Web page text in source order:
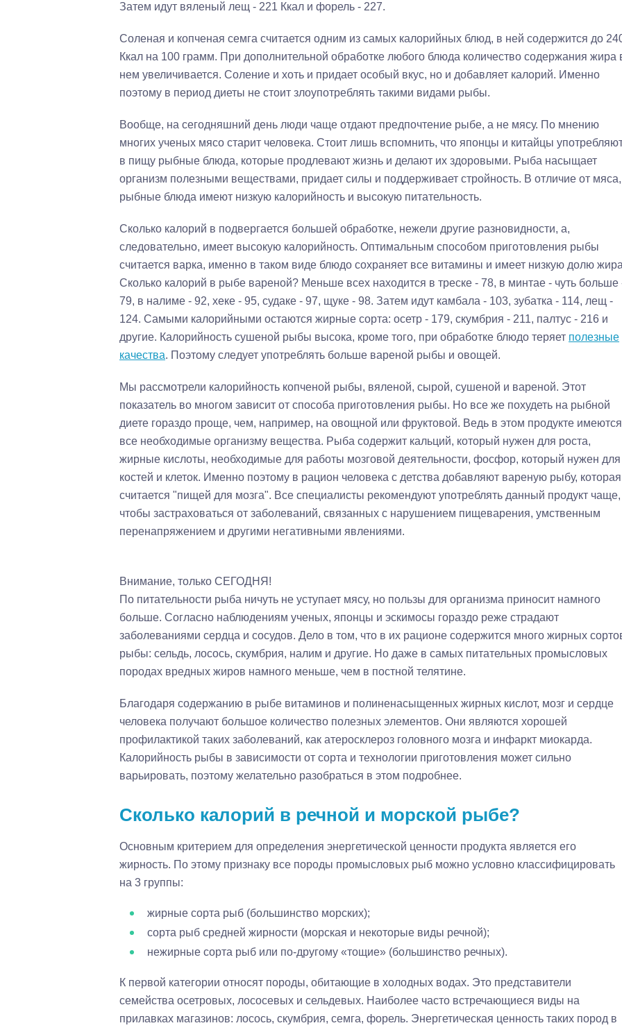
Затем идут вяленый лещ - 221 Ккал и форель - 227.
Соленая и копченая семга считается одним из самых калорийных блюд, в ней содержится до
Ккал на 100 грамм. При дополнительной обработке любого блюда количество содержания жира
нем увеличивается. Соление и хоть и придает особый вкус, но и добавляет калорий. Именно
поэтому в период диеты не стоит злоупотреблять такими видами рыбы.
Вообще, на сегодняшний день люди чаще отдают предпочтение рыбе, а не мясу. По мнению
многих ученых мясо старит человека. Стоит лишь вспомнить, что японцы и китайцы
в пищу рыбные блюда, которые продлевают жизнь и делают их здоровыми. Рыба насыщает
организм полезными веществами, придает силы и поддерживает стройность. В отличие от мяса,
рыбные блюда имеют низкую калорийность и высокую питательность.
Сколько калорий в подвергается большей обработке, нежели другие разновидности, а,
следовательно, имеет высокую калорийность. Оптимальным способом приготовления рыбы
считается варка, именно в таком виде блюдо сохраняет все витамины и имеет низкую долю
Сколько калорий в рыбе вареной? Меньше всех находится в треске - 78, в минтае - чуть больше
79, в налиме - 92, хеке - 95, судаке - 97, щуке - 98. Затем идут камбала - 103, зубатка - 114, лещ -
124. Самыми калорийными остаются жирные сорта: осетр - 179, скумбрия - 211, палтус - 216 и
другие. Калорийность сушеной рыбы высока, кроме того, при обработке блюдо теряет полезные
качества. Поэтому следует употреблять больше вареной рыбы и овощей.
Мы рассмотрели калорийность копченой рыбы, вяленой, сырой, сушеной и вареной. Этот
показатель во многом зависит от способа приготовления рыбы. Но все же похудеть на рыбной
диете гораздо проще, чем, например, на овощной или фруктовой. Ведь в этом продукте имеются
все необходимые организму вещества. Рыба содержит кальций, который нужен для роста,
жирные кислоты, необходимые для работы мозговой деятельности, фосфор, который нужен для
костей и клеток. Именно поэтому в рацион человека с детства добавляют вареную рыбу, которая
считается "пищей для мозга". Все специалисты рекомендуют употреблять данный продукт чаще,
чтобы застраховаться от заболеваний, связанных с нарушением пищеварения, умственным
перенапряжением и другими негативными явлениями.
Внимание, только СЕГОДНЯ!
По питательности рыба ничуть не уступает мясу, но пользы для организма приносит намного
больше. Согласно наблюдениям ученых, японцы и эскимосы гораздо реже страдают
заболеваниями сердца и сосудов. Дело в том, что в их рационе содержится много жирных
рыбы: сельдь, лосось, скумбрия, налим и другие. Но даже в самых питательных промысловых
породах вредных жиров намного меньше, чем в постной телятине.
Благодаря содержанию в рыбе витаминов и полиненасыщенных жирных кислот, мозг и сердце
человека получают большое количество полезных элементов. Они являются хорошей
профилактикой таких заболеваний, как атеросклероз головного мозга и инфаркт миокарда.
Калорийность рыбы в зависимости от сорта и технологии приготовления может сильно
варьировать, поэтому желательно разобраться в этом подробнее.
Сколько калорий в речной и морской рыбе?
Основным критерием для определения энергетической ценности продукта является его
жирность. По этому признаку все породы промысловых рыб можно условно классифицировать
на 3 группы:
жирные сорта рыб (большинство морских);
сорта рыб средней жирности (морская и некоторые виды речной);
нежирные сорта рыб или по-другому «тощие» (большинство речных).
К первой категории относят породы, обитающие в холодных водах. Это представители
семейства осетровых, лососевых и сельдевых. Наиболее часто встречающиеся виды на
прилавках магазинов: лосось, скумбрия, семга, форель. Энергетическая ценность таких пород в